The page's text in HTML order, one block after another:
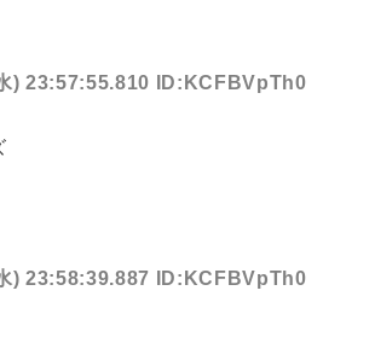
) 23:57:55.810 ID:KCFBVpTh0
) 23:58:39.887 ID:KCFBVpTh0